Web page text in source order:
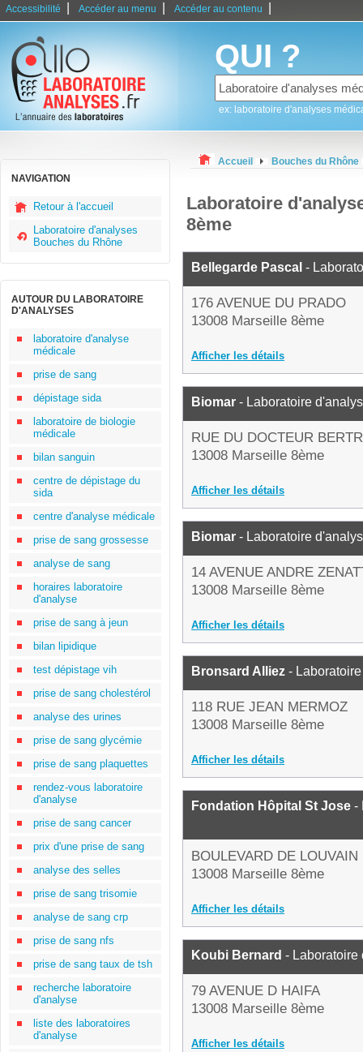
Accessibilité Accéder au menu Accéder au contenu
QUI ?
ex: laboratoire d'analyses
NAVIGATION
Retour à l'accueil
Laboratoire d'analyses
Bouches du Rhône
AUTOUR DU LABORATOIRE
D'ANALYSES
laboratoire d'analyse
médicale
prise de sang
dépistage sida
laboratoire de biologie
médicale
bilan sanguin
centre de dépistage du
sida
centre d'analyse médicale
prise de sang grossesse
analyse de sang
horaires laboratoire
d'analyse
prise de sang à jeun
bilan lipidique
test dépistage vih
prise de sang cholestérol
analyse des urines
prise de sang glycémie
prise de sang plaquettes
rendez-vous laboratoire
d'analyse
prise de sang cancer
prix d'une prise de sang
analyse des selles
prise de sang trisomie
analyse de sang crp
prise de sang nfs
prise de sang taux de tsh
recherche laboratoire
d'analyse
liste des laboratoires
d'analyse
Accueil Bouches du Rhône
Laboratoire
8ème
Bellegarde Pascal -
176 AVENUE DU PRADO
13008 Marseille 8ème
Afficher les détails
Biomar - Laboratoire
RUE DU DOCTEUR
13008 Marseille 8ème
Afficher les détails
Biomar - Laboratoire
14 AVENUE ANDRE
13008 Marseille 8ème
Afficher les détails
Bronsard Alliez -
118 RUE JEAN MERMOZ
13008 Marseille 8ème
Afficher les détails
Fondation Hôpital St Jose -
BOULEVARD DE LOUVAIN
13008 Marseille 8ème
Afficher les détails
Koubi Bernard - Laboratoire
79 AVENUE D HAIFA
13008 Marseille 8ème
Afficher les détails